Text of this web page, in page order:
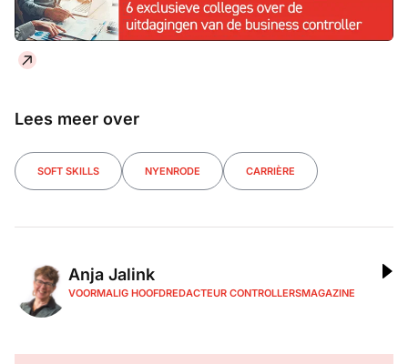
Lees meer over
SOFT SKILLS NYENRODE CARRIÈRE
Anja Jalink
VOORMALIG HOOFDREDACTEUR CONTROLLERSMAGAZINE